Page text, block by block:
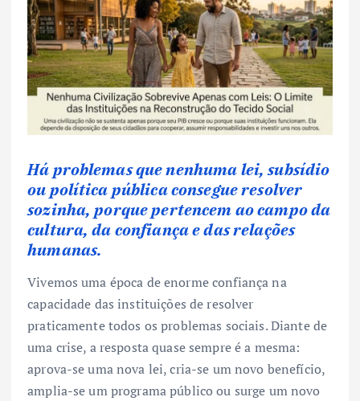
Há problemas que nenhuma lei, subsídio
ou política pública consegue resolver
sozinha, porque pertencem ao campo da
cultura, da confiança e das relações
humanas.
Vivemos uma época de enorme confiança na
capacidade das instituições de resolver
praticamente todos os problemas sociais. Diante de
uma crise, a resposta quase sempre é a mesma:
aprova-se uma nova lei, cria-se um novo benefício,
amplia-se um programa público ou surge um novo